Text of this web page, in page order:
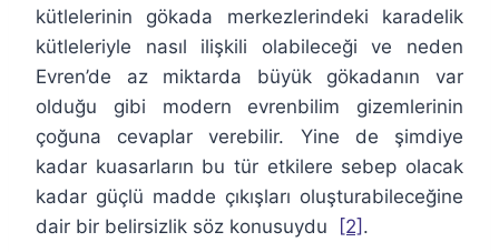
kütlelerinin gökada merkezlerindeki karadelik
kütleleriyle nasıl ilişkili olabileceği ve neden
Evren’de az miktarda büyük gökadanın var
olduğu gibi modern evrenbilim gizemlerinin
çoğuna cevaplar verebilir. Yine de şimdiye
kadar kuasarların bu tür etkilere sebep olacak
kadar güçlü madde çıkışları oluşturabileceğine
dair bir belirsizlik söz konusuydu
[2] .